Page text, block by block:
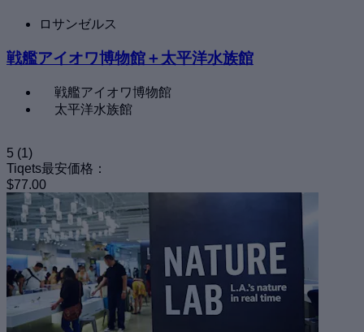
ロサンゼルス
戦艦アイオワ博物館＋太平洋水族館
戦艦アイオワ博物館
太平洋水族館
5 (1)
Tiqets最安価格：
$77.00